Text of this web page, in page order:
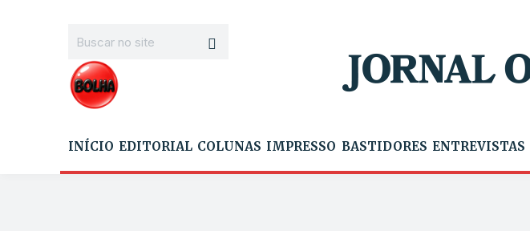
INÍCIO EDITORIAL COLUNAS IMPRESSO BASTIDORES ENTREVISTAS